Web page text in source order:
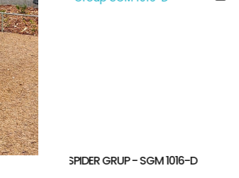
METAL SERİSİ - AGMS 71-P